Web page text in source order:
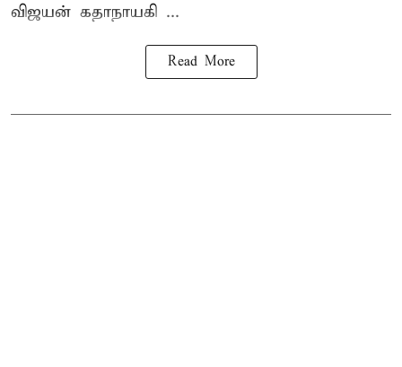
விஜயன் கதாநாயகி ...
Read More